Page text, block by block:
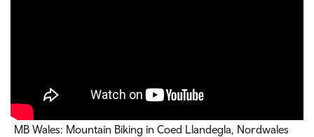
MB Wales: Mountain Biking in Coed Llandegla, Nordwales